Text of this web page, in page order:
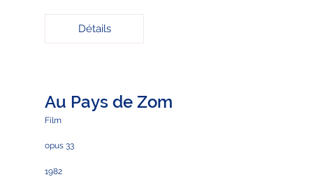
Détails
Au Pays de Zom
Film
opus 33
1982